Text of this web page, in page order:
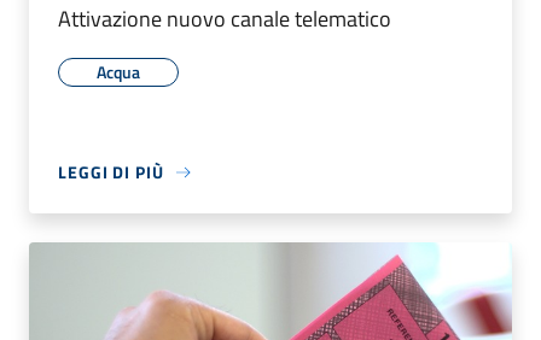
Attivazione nuovo canale telematico
Acqua
LEGGI DI PIÙ